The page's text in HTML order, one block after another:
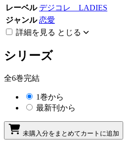
レーベル デジコレ LADIES
ジャンル 恋愛
詳細を見る とじる
シリーズ
全6巻完結
1巻から
最新刊から
未購入分をまとめてカートに追加